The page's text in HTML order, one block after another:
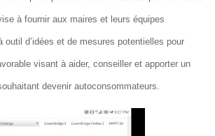
à fournir aux maires et leurs équipes
outil d’idées et de mesures potentielles pour
visant à aider, conseiller et apporter un
devenir autoconsommateurs.